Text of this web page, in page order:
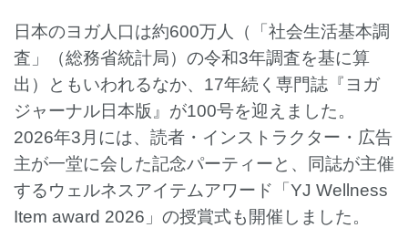
日本のヨガ人口は約600万人（「社会生活基本調
査」（総務省統計局）の令和3年調査を基に算
出）ともいわれるなか、17年続く専門誌『ヨガ
ジャーナル日本版』が100号を迎えました。
2026年3月には、読者・インストラクター・広告
主が一堂に会した記念パーティーと、同誌が主催
するウェルネスアイテムアワード「YJ Wellness
Item award 2026」の授賞式も開催しました。